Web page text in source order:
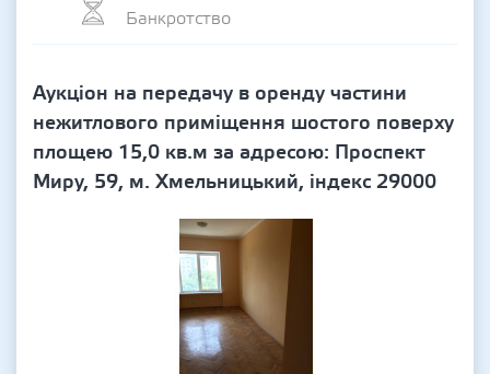
Банкротство
Аукціон на передачу в оренду частини
нежитлового приміщення шостого поверху
площею 15,0 кв.м за адресою: Проспект
Миру, 59, м. Хмельницький, індекс 29000